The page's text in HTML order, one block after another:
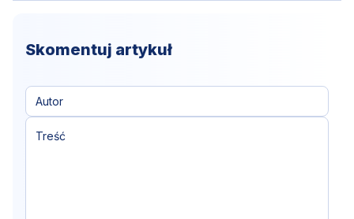
Skomentuj artykuł